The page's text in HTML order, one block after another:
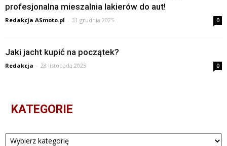
profesjonalna mieszalnia lakierów do aut!
Redakcja ASmoto.pl - 31 grudnia 2025 0
Jaki jacht kupić na początek?
Redakcja - 28 listopada 2025 0
KATEGORIE
Kategorie